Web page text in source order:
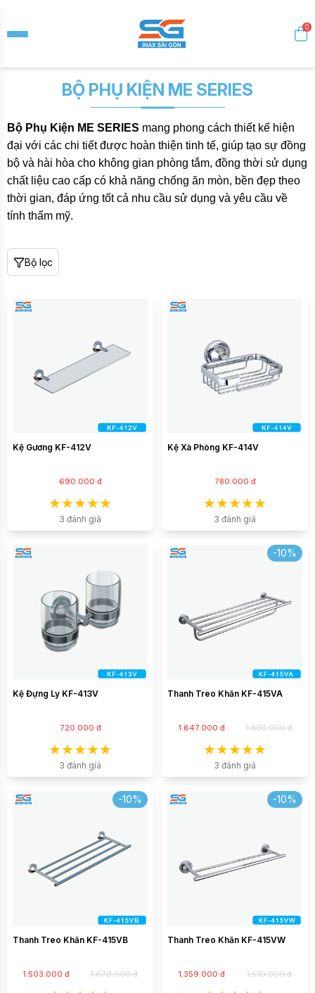
0
BỘ PHỤ KIỆN ME SERIES
Bộ Phụ Kiện ME SERIES mang phong cách thiết kế hiện
đại với các chi tiết được hoàn thiện tinh tế, giúp tạo sự đồng
bộ và hài hòa cho không gian phòng tắm, đồng thời sử dụng
chất liệu cao cấp có khả năng chống ăn mòn, bền đẹp theo
thời gian, đáp ứng tốt cả nhu cầu sử dụng và yêu cầu về
tính thẩm mỹ.
Bộ lọc
Kệ Gương KF-412V
690.000 đ
3 đánh giá
Kệ Xà Phòng KF-414V
780.000 đ
3 đánh giá
Kệ Đựng Ly KF-413V
720.000 đ
3 đánh giá
-10%
Thanh Treo Khăn KF-415VA
1.647.000 đ 1.830.000 đ
3 đánh giá
-10%
Thanh Treo Khăn KF-415VB
1.503.000 đ 1.670.000 đ
-10%
Thanh Treo Khăn KF-415VW
1.359.000 đ 1.510.000 đ